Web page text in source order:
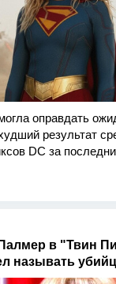
оправдать
результат
DC за
в "Твин
называть